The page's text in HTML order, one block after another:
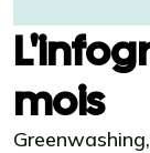
mois